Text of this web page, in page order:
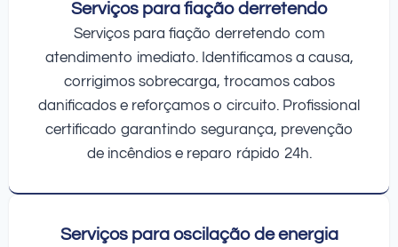
Serviços para fiação derretendo
Serviços para fiação derretendo com
atendimento imediato. Identificamos a causa,
corrigimos sobrecarga, trocamos cabos
danificados e reforçamos o circuito. Profissional
certificado garantindo segurança, prevenção
de incêndios e reparo rápido 24h.
Serviços para oscilação de energia